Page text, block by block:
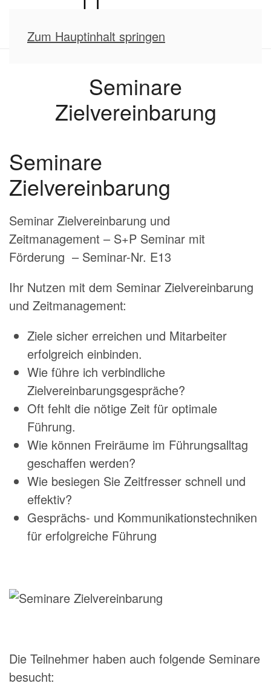
Zum Hauptinhalt springen
Seminare
Zielvereinbarung
Seminare
Zielvereinbarung
Seminar Zielvereinbarung und
Zeitmanagement – S+P Seminar mit
Förderung – Seminar-Nr. E13
Ihr Nutzen mit dem Seminar Zielvereinbarung
und Zeitmanagement:
Ziele sicher erreichen und Mitarbeiter
erfolgreich einbinden.
Wie führe ich verbindliche
Zielvereinbarungsgespräche?
Oft fehlt die nötige Zeit für optimale
Führung.
Wie können Freiräume im Führungsalltag
geschaffen werden?
Wie besiegen Sie Zeitfresser schnell und
effektiv?
Gesprächs- und Kommunikationstechniken
für erfolgreiche Führung
Die Teilnehmer haben auch folgende Seminare
besucht: